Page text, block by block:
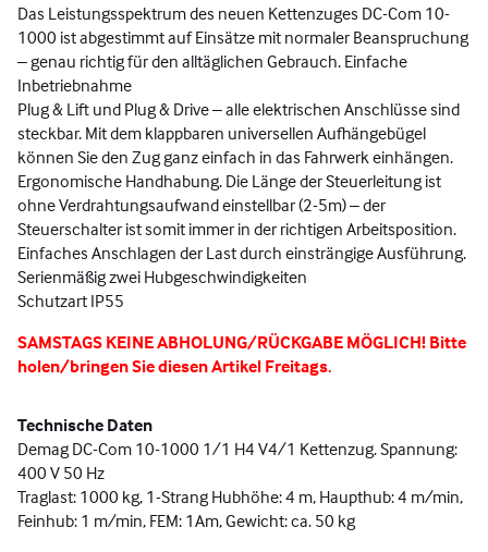
Das Leistungsspektrum des neuen Kettenzuges DC-Com 10-
1000 ist abgestimmt auf Einsätze mit normaler Beanspruchung
– genau richtig für den alltäglichen Gebrauch. Einfache
Inbetriebnahme
Plug & Lift und Plug & Drive – alle elektrischen Anschlüsse sind
steckbar. Mit dem klappbaren universellen Aufhängebügel
können Sie den Zug ganz einfach in das Fahrwerk einhängen.
Ergonomische Handhabung. Die Länge der Steuerleitung ist
ohne Verdrahtungsaufwand einstellbar (2-5m) – der
Steuerschalter ist somit immer in der richtigen Arbeitsposition.
Einfaches Anschlagen der Last durch einsträngige Ausführung.
Serienmäßig zwei Hubgeschwindigkeiten
Schutzart IP55
SAMSTAGS KEINE ABHOLUNG/RÜCKGABE MÖGLICH! Bitte
holen/bringen Sie diesen Artikel Freitags.
Technische Daten
Demag DC-Com 10-1000 1/1 H4 V4/1 Kettenzug. Spannung:
400 V 50 Hz
Traglast: 1000 kg, 1-Strang Hubhöhe: 4 m, Haupthub: 4 m/min,
Feinhub: 1 m/min, FEM: 1Am, Gewicht: ca. 50 kg